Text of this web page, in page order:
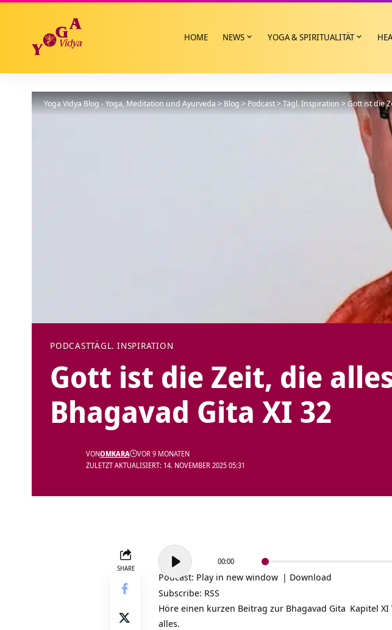
HOME NEWS YOGA & SPIRITUALITÄT
Yoga Vidya Blog - Yoga, Meditation und Ayurveda>Blog>Podcast>Tägl. Inspiration>Gott ist die
PODCASTTÄGL. INSPIRATION
Gott ist die Zeit, die
Bhagavad Gita XI 32
ZULETZT AKTUALISIERT: 14. NOVEMBER 2025 05:31
VONOMKARA VOR 9 MONATEN
SHARE
Audio-
Player
00:00
Podcast: Play in new window | Download
Subscribe: RSS
Höre einen kurzen Beitrag zur Bhagavad Gita Kapitel
alles.